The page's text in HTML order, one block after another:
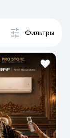
Фильтры